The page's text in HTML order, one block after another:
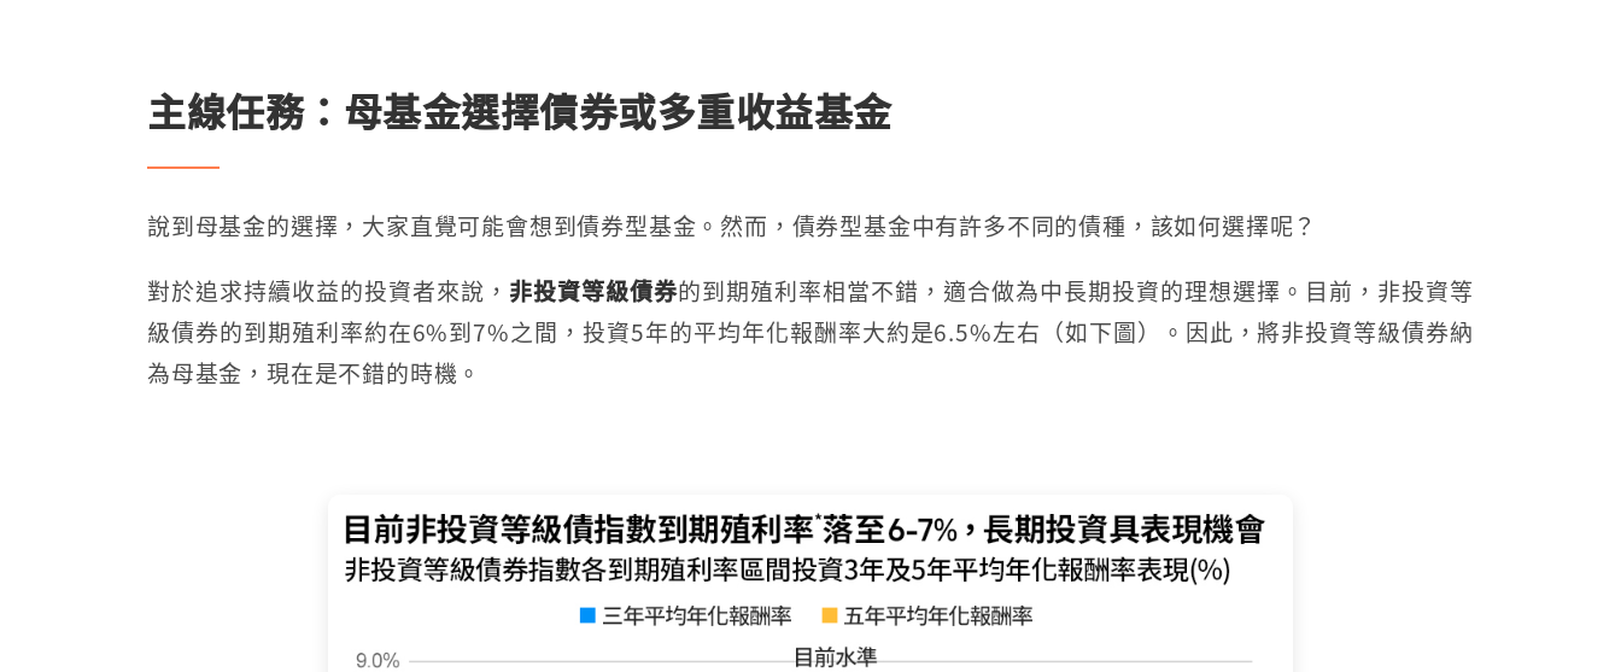
主線任務：母基金選擇債券或多重收益基金
說到母基金的選擇，大家直覺可能會想到債券型基金。然而，債券型基金中有許多不同的債種，該如何選擇呢？
對於追求持續收益的投資者來說， 非投資等級債券的到期殖利率相當不錯，適合做為中長期投資的理想選擇。目前，非投資等
級債券的到期殖利率約在6%到7%之間，投資5年的平均年化報酬率大約是6.5%左右（如下圖）。因此，將非投資等級債券納
為母基金，現在是不錯的時機。